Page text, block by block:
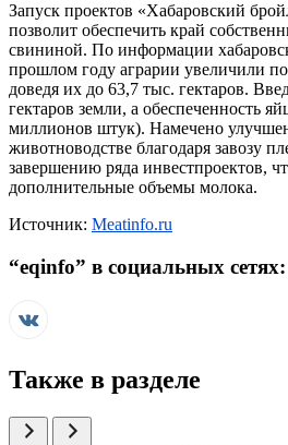
Запуск проектов «Хабаровский
позволит обеспечить край
свининой. По информации
прошлом году аграрии увеличили
доведя их до 63,7 тыс. гектаров.
гектаров земли, а обеспеченность
миллионов штук). Намечено
животноводстве благодаря завозу
завершению ряда инвестпроектов,
дополнительные объемы молока.
Источник: Meatinfo.ru
“eqinfo” в социальных сетях:
Также в разделе